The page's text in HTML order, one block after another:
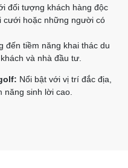
đối tượng khách hàng độc
cưới hoặc những người có
đến tiềm năng khai thác du
và nhà đầu tư.
Nổi bật với vị trí đắc địa,
năng sinh lời cao.